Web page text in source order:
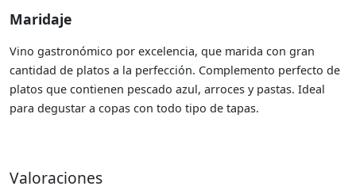
Maridaje
Vino gastronómico por excelencia, que marida con gran
cantidad de platos a la perfección. Complemento perfecto de
platos que contienen pescado azul, arroces y pastas. Ideal
para degustar a copas con todo tipo de tapas.
Valoraciones